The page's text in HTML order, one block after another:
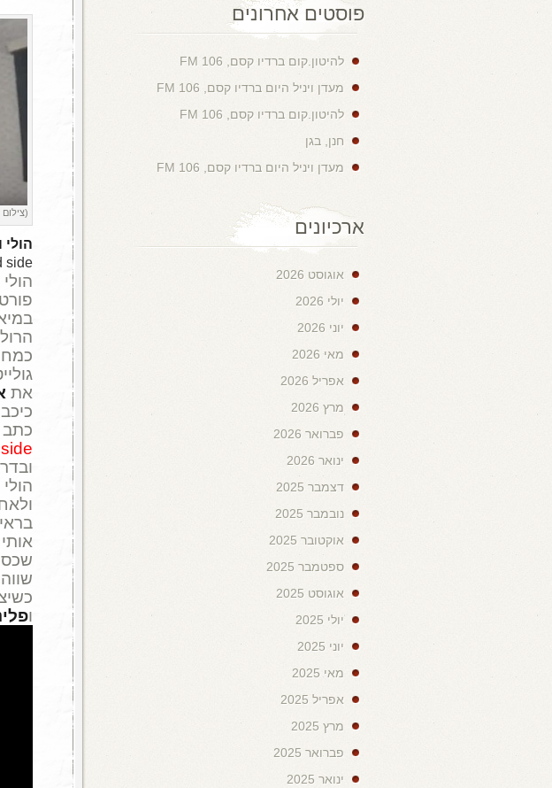
הולי
side
את
כתב
ו
פוסטים אחרונים
להיטון.קום ברדיו קסם, 106 FM
מעדן ויניל היום ברדיו קסם, 106 FM
להיטון.קום ברדיו קסם, 106 FM
חנן, בגן
מעדן ויניל היום ברדיו קסם, 106 FM
ארכיונים
אוגוסט 2026
יולי 2026
יוני 2026
מאי 2026
אפריל 2026
מרץ 2026
פברואר 2026
ינואר 2026
דצמבר 2025
נובמבר 2025
אוקטובר 2025
ספטמבר 2025
אוגוסט 2025
יולי 2025
יוני 2025
מאי 2025
אפריל 2025
מרץ 2025
פברואר 2025
ינואר 2025